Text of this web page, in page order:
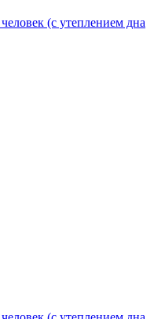
(с утеплением дна